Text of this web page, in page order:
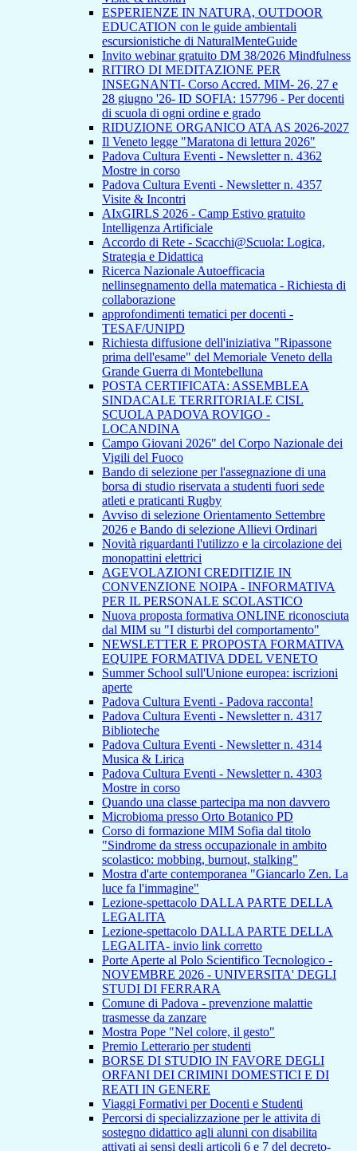
ESPERIENZE IN NATURA, OUTDOOR
EDUCATION con le guide ambientali
escursionistiche di NaturalMenteGuide
Invito webinar gratuito DM 38/2026 Mindfulness
RITIRO DI MEDITAZIONE PER
INSEGNANTI- Corso Accred. MIM- 26, 27 e
28 giugno '26- ID SOFIA: 157796 - Per docenti
di scuola di ogni ordine e grado
RIDUZIONE ORGANICO ATA AS 2026-2027
Il Veneto legge "Maratona di lettura 2026"
Padova Cultura Eventi - Newsletter n. 4362
Mostre in corso
Padova Cultura Eventi - Newsletter n. 4357
Visite & Incontri
AIxGIRLS 2026 - Camp Estivo gratuito
Intelligenza Artificiale
Accordo di Rete - Scacchi@Scuola: Logica,
Strategia e Didattica
Ricerca Nazionale Autoefficacia
nellinsegnamento della matematica - Richiesta di
collaborazione
approfondimenti tematici per docenti -
TESAF/UNIPD
Richiesta diffusione dell'iniziativa "Ripassone
prima dell'esame" del Memoriale Veneto della
Grande Guerra di Montebelluna
POSTA CERTIFICATA: ASSEMBLEA
SINDACALE TERRITORIALE CISL
SCUOLA PADOVA ROVIGO -
LOCANDINA
Campo Giovani 2026" del Corpo Nazionale dei
Vigili del Fuoco
Bando di selezione per l'assegnazione di una
borsa di studio riservata a studenti fuori sede
atleti e praticanti Rugby
Avviso di selezione Orientamento Settembre
2026 e Bando di selezione Allievi Ordinari
Novità riguardanti l'utilizzo e la circolazione dei
monopattini elettrici
AGEVOLAZIONI CREDITIZIE IN
CONVENZIONE NOIPA - INFORMATIVA
PER IL PERSONALE SCOLASTICO
Nuova proposta formativa ONLINE riconosciuta
dal MIM su "I disturbi del comportamento"
NEWSLETTER E PROPOSTA FORMATIVA
EQUIPE FORMATIVA DDEL VENETO
Summer School sull'Unione europea: iscrizioni
aperte
Padova Cultura Eventi - Padova racconta!
Padova Cultura Eventi - Newsletter n. 4317
Biblioteche
Padova Cultura Eventi - Newsletter n. 4314
Musica & Lirica
Padova Cultura Eventi - Newsletter n. 4303
Mostre in corso
Quando una classe partecipa ma non davvero
Microbioma presso Orto Botanico PD
Corso di formazione MIM Sofia dal titolo
"Sindrome da stress occupazionale in ambito
scolastico: mobbing, burnout, stalking"
Mostra d'arte contemporanea "Giancarlo Zen. La
luce fa l'immagine"
Lezione-spettacolo DALLA PARTE DELLA
LEGALITA
Lezione-spettacolo DALLA PARTE DELLA
LEGALITA- invio link corretto
Porte Aperte al Polo Scientifico Tecnologico -
NOVEMBRE 2026 - UNIVERSITA' DEGLI
STUDI DI FERRARA
Comune di Padova - prevenzione malattie
trasmesse da zanzare
Mostra Pope "Nel colore, il gesto"
Premio Letterario per studenti
BORSE DI STUDIO IN FAVORE DEGLI
ORFANI DEI CRIMINI DOMESTICI E DI
REATI IN GENERE
Viaggi Formativi per Docenti e Studenti
Percorsi di specializzazione per le attivita di
sostegno didattico agli alunni con disabilita
attivati ai sensi degli articoli 6 e 7 del decreto-